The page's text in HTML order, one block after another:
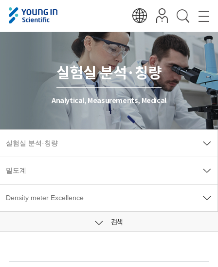
실험실 분석·칭량
Analytical, Measurements, Medical
검색